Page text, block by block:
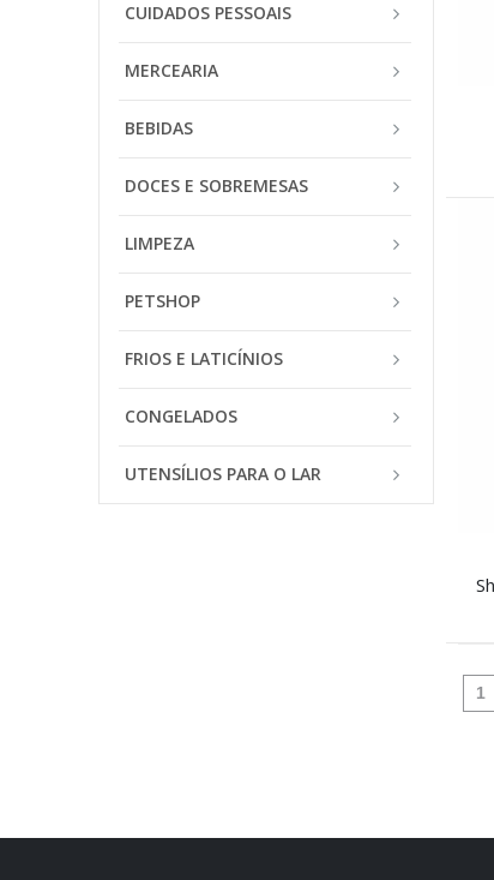
1
CUIDADOS PESSOAIS
MERCEARIA
BEBIDAS
DOCES E SOBREMESAS
LIMPEZA
PETSHOP
FRIOS E LATICÍNIOS
CONGELADOS
UTENSÍLIOS PARA O LAR